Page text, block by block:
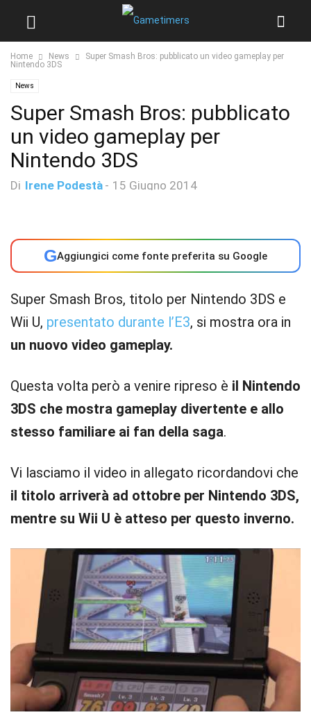
Home News
Super Smash Bros: pubblicato un video gameplay per
Nintendo 3DS
News
Super Smash Bros: pubblicato
un video gameplay per
Nintendo 3DS
Di Irene Podestà - 15 Giugno 2014
GAggiungici come fonte preferita su Google
Super Smash Bros, titolo per Nintendo 3DS e
Wii U, presentato durante l’E3, si mostra ora in
un nuovo video gameplay.
Questa volta però a venire ripreso è il Nintendo
3DS che mostra gameplay divertente e allo
stesso familiare ai fan della saga.
Vi lasciamo il video in allegato ricordandovi che
il titolo arriverà ad ottobre per Nintendo 3DS,
mentre su Wii U è atteso per questo inverno.